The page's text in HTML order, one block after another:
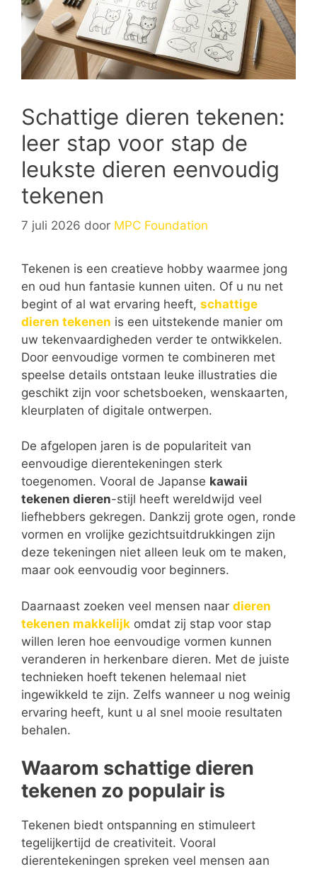
Schattige dieren tekenen:
leer stap voor stap de
leukste dieren eenvoudig
tekenen
7 juli 2026 door MPC Foundation
Tekenen is een creatieve hobby waarmee jong
en oud hun fantasie kunnen uiten. Of u nu net
begint of al wat ervaring heeft, schattige
dieren tekenen is een uitstekende manier om
uw tekenvaardigheden verder te ontwikkelen.
Door eenvoudige vormen te combineren met
speelse details ontstaan leuke illustraties die
geschikt zijn voor schetsboeken, wenskaarten,
kleurplaten of digitale ontwerpen.
De afgelopen jaren is de populariteit van
eenvoudige dierentekeningen sterk
toegenomen. Vooral de Japanse kawaii
tekenen dieren-stijl heeft wereldwijd veel
liefhebbers gekregen. Dankzij grote ogen, ronde
vormen en vrolijke gezichtsuitdrukkingen zijn
deze tekeningen niet alleen leuk om te maken,
maar ook eenvoudig voor beginners.
Daarnaast zoeken veel mensen naar dieren
tekenen makkelijk omdat zij stap voor stap
willen leren hoe eenvoudige vormen kunnen
veranderen in herkenbare dieren. Met de juiste
technieken hoeft tekenen helemaal niet
ingewikkeld te zijn. Zelfs wanneer u nog weinig
ervaring heeft, kunt u al snel mooie resultaten
behalen.
Waarom schattige dieren
tekenen zo populair is
Tekenen biedt ontspanning en stimuleert
tegelijkertijd de creativiteit. Vooral
dierentekeningen spreken veel mensen aan